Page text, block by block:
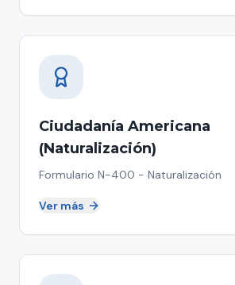
Ciudadanía Americana
(Naturalización)
Formulario N-400 - Naturalización
Ver más